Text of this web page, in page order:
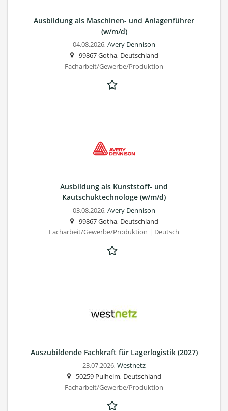
Ausbildung als Maschinen- und Anlagenführer
(w/m/d)
04.08.2026,Avery Dennison
99867 Gotha, Deutschland
Facharbeit/Gewerbe/Produktion
Ausbildung als Kunststoff- und
Kautschuktechnologe (w/m/d)
03.08.2026,Avery Dennison
99867 Gotha, Deutschland
Facharbeit/Gewerbe/Produktion | Deutsch
Auszubildende Fachkraft für Lagerlogistik (2027)
23.07.2026,Westnetz
50259 Pulheim, Deutschland
Facharbeit/Gewerbe/Produktion